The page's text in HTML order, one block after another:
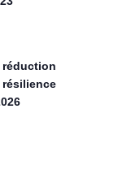
réduction